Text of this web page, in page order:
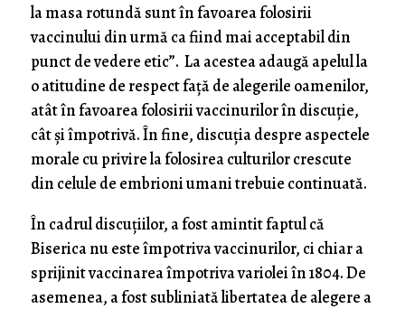
la masa rotundă sunt în favoarea folosirii
vaccinului din urmă ca fiind mai acceptabil din
punct de vedere etic”. La acestea adaugă apelul la
o atitudine de respect față de alegerile oamenilor,
atât în favoarea folosirii vaccinurilor în discuție,
cât și împotrivă. În fine, discuția despre aspectele
morale cu privire la folosirea culturilor crescute
din celule de embrioni umani trebuie continuată.
În cadrul discuțiilor, a fost amintit faptul că
Biserica nu este împotriva vaccinurilor, ci chiar a
sprijinit vaccinarea împotriva variolei în 1804. De
asemenea, a fost subliniată libertatea de alegere a